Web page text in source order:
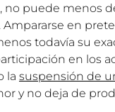
no puede menos
Ampararse en
todavía su
en los
la suspensión de
y no deja de